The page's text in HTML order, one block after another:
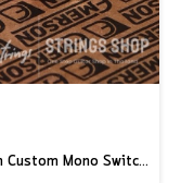
Emerson Custom Mono Switchcraft J11 Input Jack - Long Thread (3/8")